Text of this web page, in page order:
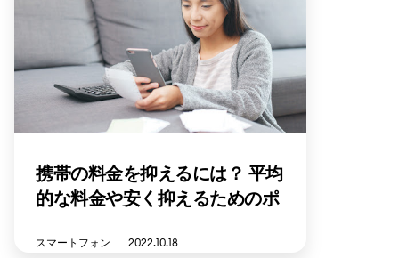
携帯の料金を抑えるには？ 平均
的な料金や安く抑えるためのポ
スマートフォン 2022.10.18